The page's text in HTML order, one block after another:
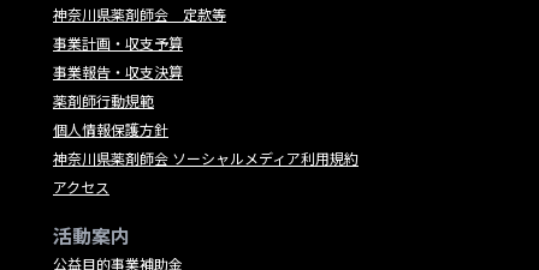
神奈川県薬剤師会 定款等
事業計画・収支予算
事業報告・収支決算
薬剤師行動規範
個人情報保護方針
神奈川県薬剤師会 ソーシャルメディア利用規約
アクセス
活動案内
公益目的事業補助金